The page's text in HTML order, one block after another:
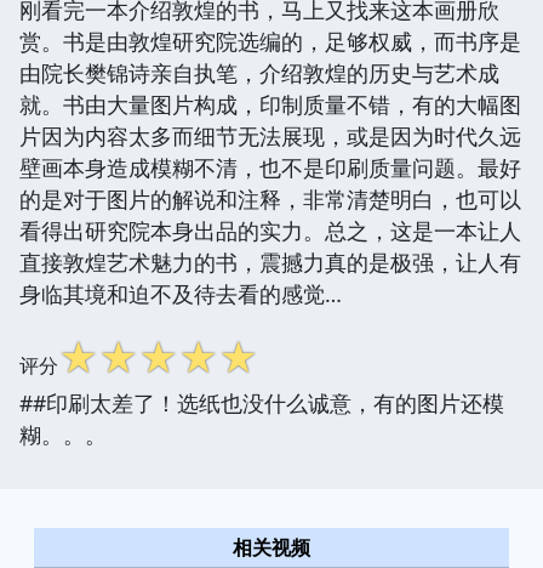
刚看完一本介绍敦煌的书，马上又找来这本画册欣
赏。书是由敦煌研究院选编的，足够权威，而书序是
由院长樊锦诗亲自执笔，介绍敦煌的历史与艺术成
就。书由大量图片构成，印制质量不错，有的大幅图
片因为内容太多而细节无法展现，或是因为时代久远
壁画本身造成模糊不清，也不是印刷质量问题。最好
的是对于图片的解说和注释，非常清楚明白，也可以
看得出研究院本身出品的实力。总之，这是一本让人
直接敦煌艺术魅力的书，震撼力真的是极强，让人有
身临其境和迫不及待去看的感觉…
评分☆☆☆☆☆
##印刷太差了！选纸也没什么诚意，有的图片还模
糊。。。
相关视频